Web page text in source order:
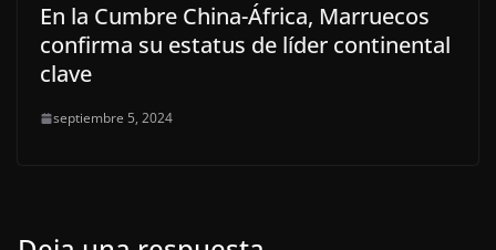
En la Cumbre China-África, Marruecos
confirma su estatus de líder continental
clave
septiembre 5, 2024